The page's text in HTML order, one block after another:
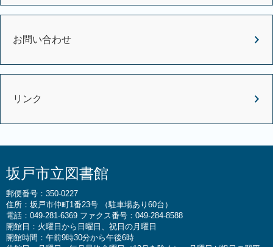
お問い合わせ
リンク
坂戸市立図書館
郵便番号：350-0227
住所：坂戸市仲町1番23号 （駐車場あり60台）
電話：049-281-6369 ファクス番号：049-284-8588
開館日：火曜日から日曜日、祝日の月曜日
開館時間：午前9時30分から午後6時